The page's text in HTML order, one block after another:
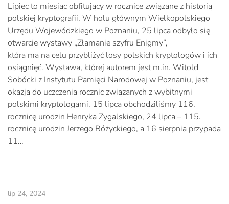
Lipiec to miesiąc obfitujący w rocznice związane z historią
polskiej kryptografii. W holu głównym Wielkopolskiego
Urzędu Wojewódzkiego w Poznaniu, 25 lipca odbyło się
otwarcie wystawy „Złamanie szyfru Enigmy”,
która ma na celu przybliżyć losy polskich kryptologów i ich
osiągnięć. Wystawa, której autorem jest m.in. Witold
Sobócki z Instytutu Pamięci Narodowej w Poznaniu, jest
okazją do uczczenia rocznic związanych z wybitnymi
polskimi kryptologami. 15 lipca obchodziliśmy 116.
rocznicę urodzin Henryka Zygalskiego, 24 lipca – 115.
rocznicę urodzin Jerzego Różyckiego, a 16 sierpnia przypada
11…
lip 24, 2024